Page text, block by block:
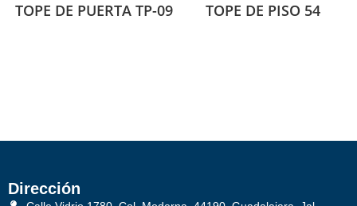
TOPE DE PUERTA TP-09 TOPE DE PISO 54
Dirección